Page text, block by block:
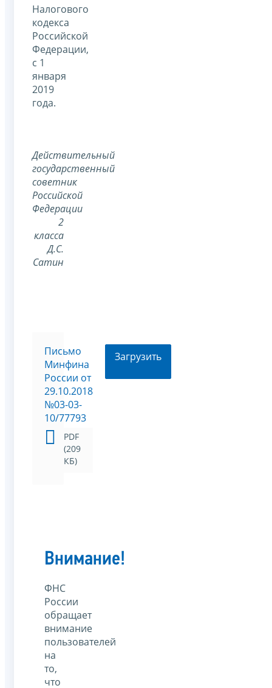
Налогового
кодекса
Российской
Федерации,
с 1
января
2019
года.
Действительный
государственный
советник
Российской
Федерации
2
класса
Д.С.
Сатин
Письмо
Минфина
России от
29.10.2018
№03-03-
10/77793
PDF
(209
КБ)
Загрузить
Внимание!
ФНС
России
обращает
внимание
пользователей
на
то,
что